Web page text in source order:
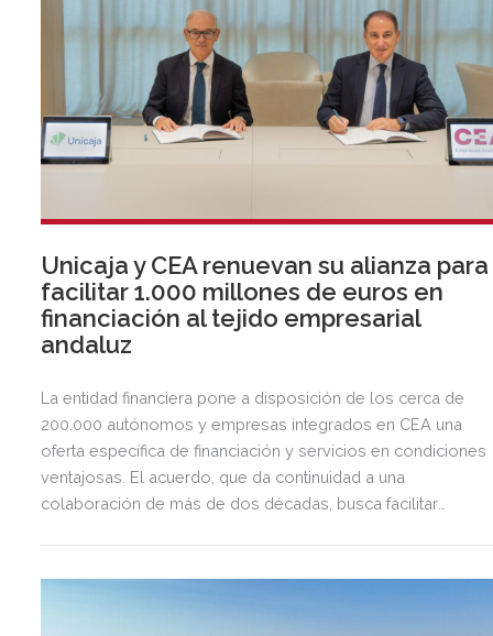
Unicaja y CEA renuevan su alianza para
facilitar 1.000 millones de euros en
financiación al tejido empresarial
andaluz
La entidad financiera pone a disposición de los cerca de
200.000 autónomos y empresas integrados en CEA una
oferta específica de financiación y servicios en condiciones
ventajosas. El acuerdo, que da continuidad a una
colaboración de más de dos décadas, busca facilitar
Unicaja a empresas, pymes y autónomos, uno de los